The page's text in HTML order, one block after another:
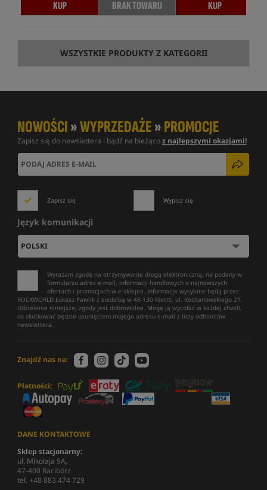
KUP BRAK TOWARU KUP
WSZYSTKIE PRODUKTY Z KATEGORII
NOWOŚCI»WYPRZEDAŻE»PROMOCJE
Zapisz się do newslettera i bądź na bieżącoz najlepszymi okazjami!
Zapisz się Wypisz się
Język komunikacji
Wyrażam zgodę na otrzymywanie drogą elektroniczną, na podany w
formularzu adres e-mail, informacji handlowych o najnowszych
ofertach i promocjach w e-sklepie. Informacje wysyłane będą przez
ROCKWORLD Łukasz Pawlik z siedzibą w 48-130 Kietrz, ul. Kochanowskiego 21.
Udzielenie niniejszej zgody jest dobrowolne. Mogę ją wycofać w każdej chwili,
co skutkować będzie usunięciem mojego adresu e-mail z listy odbiorców
newslettera.
Znajdź nas na:
Płatności:
DANE KONTAKTOWE
Sklep stacjonarny:
ul. Mikołaja 9A,
47-400 Racibórz
tel. +48 883 474 729